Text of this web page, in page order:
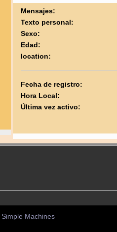
Mensajes:
Texto personal:
Sexo:
Edad:
location:
Fecha de registro:
Hora Local:
Última vez activo:
Simple Machines